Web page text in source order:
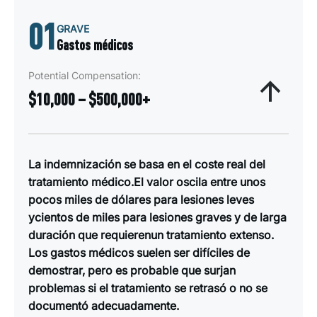
01GRAVE
Gastos médicos
Potential Compensation:
$10,000 – $500,000+
La indemnización se basa en el coste real del
tratamiento médico.El valor oscila entre unos
pocos miles de dólares para lesiones leves
ycientos de miles para lesiones graves y de larga
duración que requierenun tratamiento extenso.
Los gastos médicos suelen ser difíciles de
demostrar, pero es probable que surjan
problemas si el tratamiento se retrasó o no se
documentó adecuadamente.